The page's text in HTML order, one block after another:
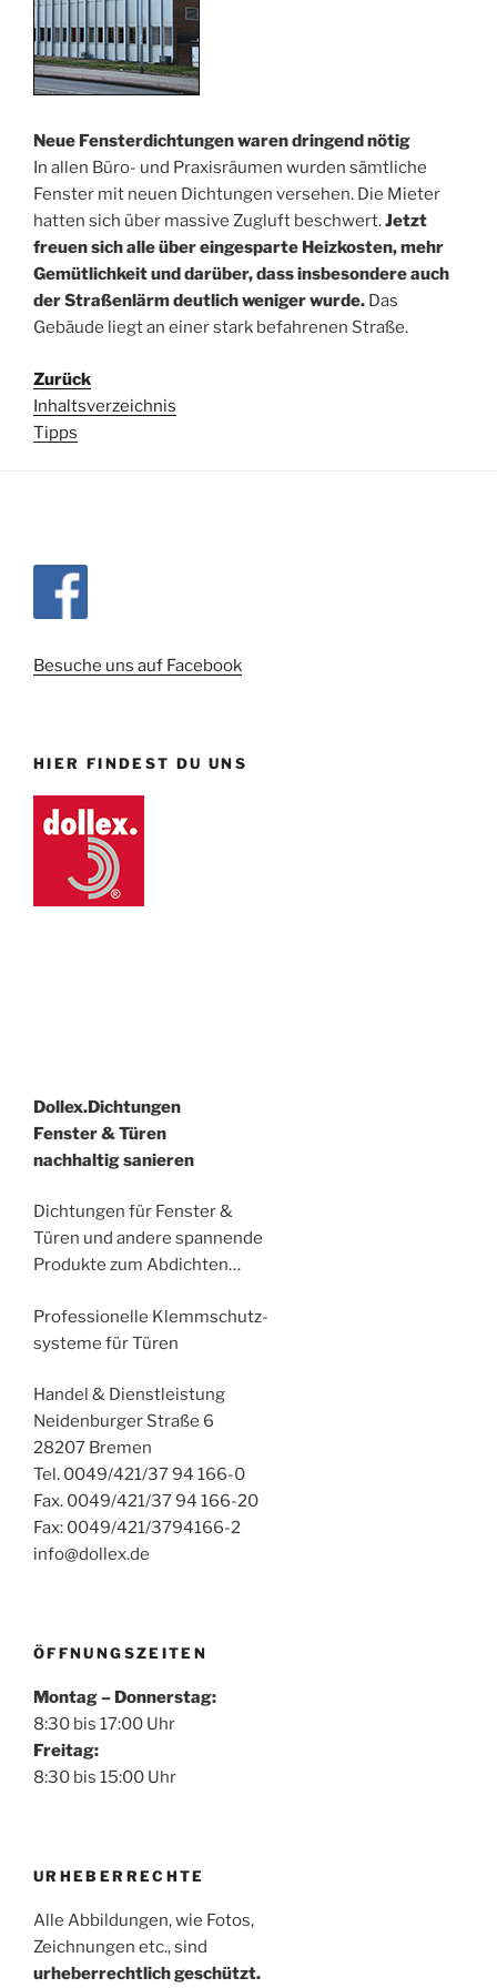
Neue Fensterdichtungen waren dringend nötig
In allen Büro- und Praxisräumen wurden sämtliche
Fenster mit neuen Dichtungen versehen. Die Mieter
hatten sich über massive Zugluft beschwert.Jetzt
freuen sich alle über eingesparte Heizkosten, mehr
Gemütlichkeit und darüber, dass insbesondere auch
der Straßenlärm deutlich weniger wurde. Das
Gebäude liegt an einer stark befahrenen Straße.
Zurück
Inhaltsverzeichnis
Tipps
Besuche uns auf Facebook
HIER FINDEST DU UNS
Dollex.Dichtungen
Fenster & Türen
nachhaltig sanieren
Dichtungen für Fenster &
Türen und andere spannende
Produkte zum Abdichten…
Professionelle Klemmschutz-
systeme für Türen
Handel & Dienstleistung
Neidenburger Straße 6
28207 Bremen
Tel. 0049/421/37 94 166-0
Fax. 0049/421/37 94 166-20
Fax: 0049/421/3794166-2
info@dollex.de
ÖFFNUNGSZEITEN
Montag – Donnerstag:
8:30 bis 17:00 Uhr
Freitag:
8:30 bis 15:00 Uhr
URHEBERRECHTE
Alle Abbildungen, wie Fotos,
Zeichnungen etc., sind
urheberrechtlich geschützt.